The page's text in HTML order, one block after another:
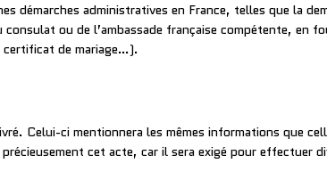
démarches administratives en France, telles que la
ou de l’ambassade française compétente, en
certificat de mariage…).
Celui-ci mentionnera les mêmes informations que
cet acte, car il sera exigé pour effectuer